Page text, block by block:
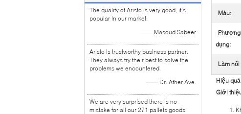
The quality of Aristo is very good, it's
popular in our market.
—— Masoud Sabeer
Aristo is trustworthy business partner.
They always try their best to solve the
problems we encountered.
—— Dr. Ather Ave.
We are very surprised there is no
mistake for all our 271 pallets goods
Màu:
dụng:
Làm nổi
Hiệu
Giới